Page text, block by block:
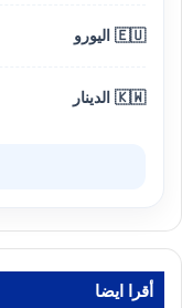
🇪🇺 اليورو
🇰🇼 الدينار
أقرا ايضا